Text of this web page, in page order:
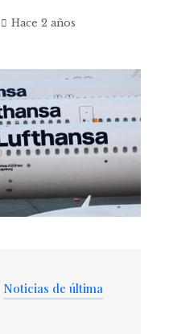
Hace 2 años
Noticias de última